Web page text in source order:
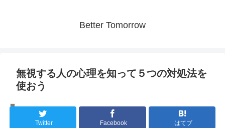
Better Tomorrow
無視する人の心理を知って５つの対処法を
使おう
Twitter Facebook はてブ